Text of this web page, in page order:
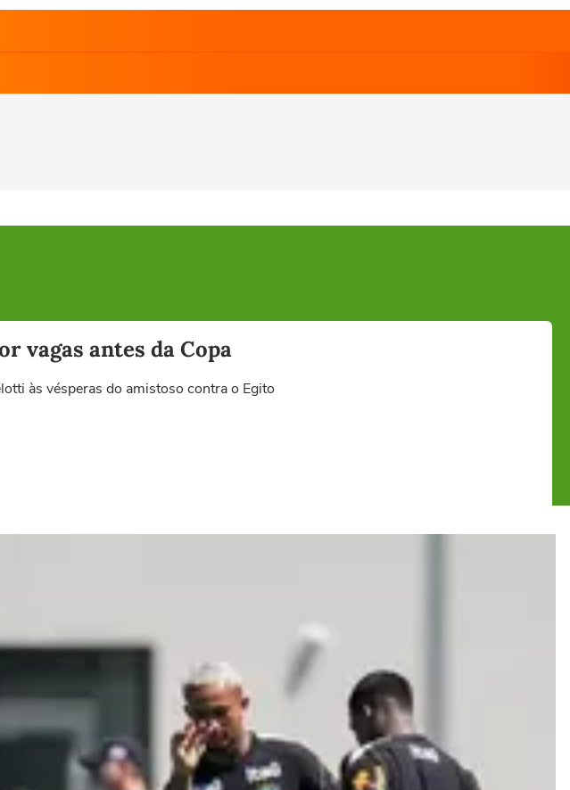
vagas antes da Copa
às vésperas do amistoso contra o Egito